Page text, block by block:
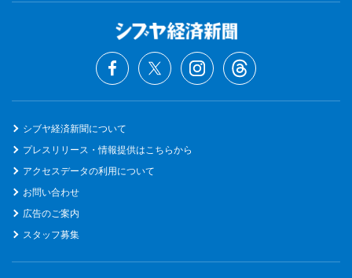
シブヤ経済新聞について
プレスリリース・情報提供はこちらから
アクセスデータの利用について
お問い合わせ
広告のご案内
スタッフ募集